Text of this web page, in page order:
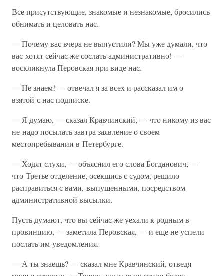
Все присутствующие, знакомые и незнакомые, бросились
обнимать и целовать нас.
— Почему вас вчера не выпустили? Мы уже думали, что
вас хотят сейчас же сослать административно! —
воскликнула Перовская при виде нас.
— Не знаем! — отвечал я за всех и рассказал им о
взятой с нас подписке.
— Я думаю, — сказал Кравчинский, — что никому из вас
не надо посылать завтра заявление о своем
местопребывании в Петербурге.
— Ходят слухи, — объяснил его слова Богданович, —
что Третье отделение, осекшись с судом, решило
расправиться с вами, выпущенными, посредством
административной высылки.
Пусть думают, что вы сейчас же уехали к родным в
провинцию, — заметила Перовская, — и еще не успели
послать им уведомления.
— А ты знаешь? — сказал мне Кравчинский, отведя